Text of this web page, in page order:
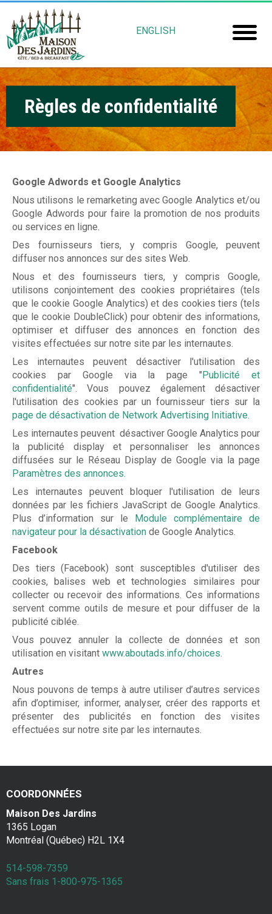
Aller
contenu
principal
M
a
i
s
n
D
e
s
J
a
d
n
s
Photos
FAQs
des
ENGLISH
Règles de confidentialité
Google Adwords et Google Analytics
Nous utilisons le remarketing avec Google Analytics et/ou
Google Adwords pour faire la promotion de nos produits
ou services en ligne.
Des fournisseurs tiers, y compris Google, peuvent
diffuser nos annonces sur des sites Web.
Nous et des fournisseurs tiers, y compris Google,
utilisons conjointement des cookies propriétaires (tels
que le cookie Google Analytics) et des cookies tiers (tels
que le cookie DoubleClick) pour obtenir des informations,
optimiser et diffuser des annonces en fonction des
visites effectuées sur notre site par les internautes.
Les internautes peuvent désactiver l'utilisation des
cookies par Google via la page "Publicité et
confidentialité". Vous pouvez également désactiver
l'utilisation des cookies par un fournisseur tiers sur la
page de désactivation de Network Advertising Initiative.
Les internautes peuvent désactiver Google Analytics pour
la publicité display et personnaliser les annonces
diffusées sur le Réseau Display de Google via la page
Paramètres des annonces.
Les internautes peuvent bloquer l'utilisation de leurs
données par les fichiers JavaScript de Google Analytics.
Plus d’information sur le Module complémentaire de
navigateur pour la désactivation de Google Analytics.
Facebook
Des tiers (Facebook) sont susceptibles d'utiliser des
cookies, balises web et technologies similaires pour
collecter ou recevoir des informations. Ces informations
servent comme outils de mesure et pour diffuser de la
publicité ciblée.
Vous pouvez annuler la collecte de données et son
utilisation en visitant www.aboutads.info/choices.
Autres
Nous pouvons de temps à autre utiliser d’autres services
afin d’optimiser, informer, analyser, créer des rapports et
présenter des publicités en fonction des visites
effectuées sur notre site par les internautes.
COORDONNÉES
Maison Des Jardins
1365 Logan
Montréal (Québec) H2L 1X4
514-598-7359
Sans frais 1-800-975-1365